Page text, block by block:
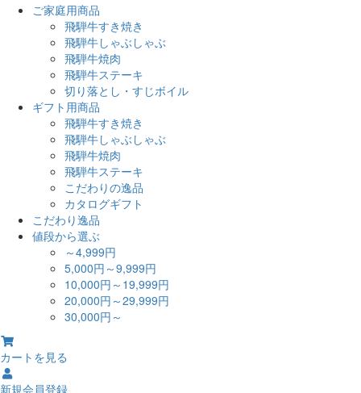
ご家庭用商品
飛騨牛すき焼き
飛騨牛しゃぶしゃぶ
飛騨牛焼肉
飛騨牛ステーキ
切り落とし・すじボイル
ギフト用商品
飛騨牛すき焼き
飛騨牛しゃぶしゃぶ
飛騨牛焼肉
飛騨牛ステーキ
こだわりの逸品
カタログギフト
こだわり逸品
値段から選ぶ
～4,999円
5,000円～9,999円
10,000円～19,999円
20,000円～29,999円
30,000円～
カートを見る
新規会員登録